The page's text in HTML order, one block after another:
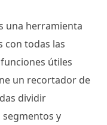
una herramienta
con todas las
útiles
un recortador de
dividir
y